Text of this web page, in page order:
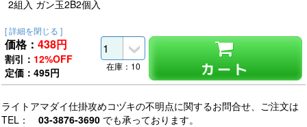
2組入 ガン玉2B2個入
[ 詳細を閉じる ]
価格： 438円
割引： 12%OFF
定価：495円
カート
在庫：10
ライトアマダイ仕掛攻めコヅキの不明点に関するお問合せ、ご注文は
TEL： 03-3876-3690 でも承っております。